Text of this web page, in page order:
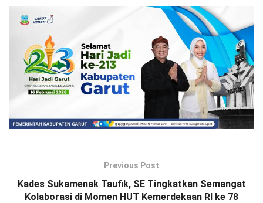
Previous Post
Kades Sukamenak Taufik, SE Tingkatkan Semangat
Kolaborasi di Momen HUT Kemerdekaan RI ke 78